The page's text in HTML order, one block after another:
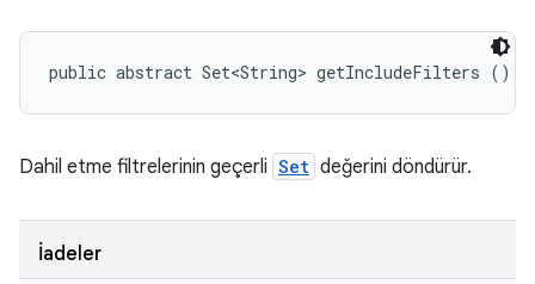
public abstract Set<String> getIncludeFilters ()
Dahil etme filtrelerinin geçerli Set değerini döndürür.
İadeler